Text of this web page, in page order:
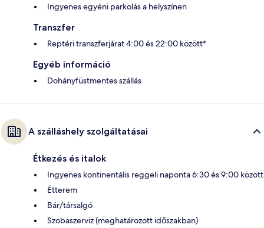
Ingyenes egyéni parkolás a helyszínen
Transzfer
Reptéri transzferjárat 4:00 és 22:00 között*
Egyéb információ
Dohányfüstmentes szállás
A szálláshely szolgáltatásai
Étkezés és italok
Ingyenes kontinentális reggeli naponta 6:30 és 9:00 között
Étterem
Bár/társalgó
Szobaszerviz (meghatározott időszakban)